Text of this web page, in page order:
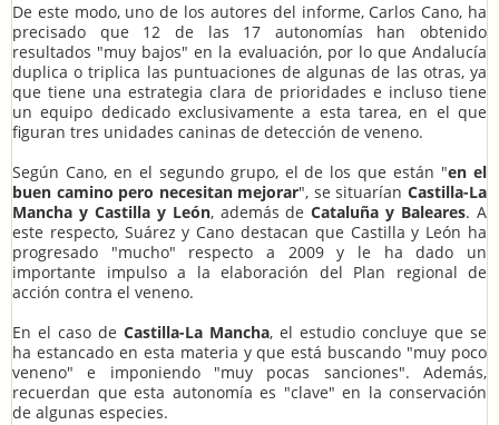
De este modo, uno de los autores del informe, Carlos Cano, ha
precisado que 12 de las 17 autonomías han obtenido
resultados "muy bajos" en la evaluación, por lo que Andalucía
duplica o triplica las puntuaciones de algunas de las otras, ya
que tiene una estrategia clara de prioridades e incluso tiene
un equipo dedicado exclusivamente a esta tarea, en el que
figuran tres unidades caninas de detección de veneno.
Según Cano, en el segundo grupo, el de los que están "en el
buen camino pero necesitan mejorar", se situaríanCastilla-La
Mancha y Castilla y León, además deCataluña y Baleares. A
este respecto, Suárez y Cano destacan que Castilla y León ha
progresado "mucho" respecto a 2009 y le ha dado un
importante impulso a la elaboración del Plan regional de
acción contra el veneno.
En el caso de Castilla-La Mancha, el estudio concluye que se
ha estancado en esta materia y que está buscando "muy poco
veneno" e imponiendo "muy pocas sanciones". Además,
recuerdan que esta autonomía es "clave" en la conservación
de algunas especies.